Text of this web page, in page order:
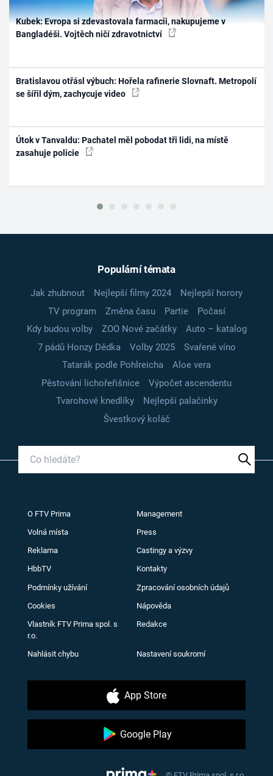
Kubek: Evropa si zdevastovala farmacii, nakupujeme v
Bangladéši. Vojtěch ničí zdravotnictví
Bratislavou otřásl výbuch: Hořela rafinerie Slovnaft. Metropolí
se šířil dým, zachycuje video
Útok v Tanvaldu: Pachatel měl pobodat tři lidi, na místě
zasahuje policie
Populární témata
Jak zhubnout Nejlepší filmy 2024
Nejlepší horory
TV program
Změna času Partie
Počasí
Kdy budou volby
ZOO Nové začátky
Auto – katalog
7 pádů Honzy Dědka
Volby 2025
Svařené víno
Tatarák podle Pohlreicha
Aloe vera
Pěstování lichořeřišnice
Výpočet ascendentu
Tvarohové knedlíky
Nejlepší palačinky
Švestkový koláč
O FTV Prima Management
Volná místa Press
Reklama Castingy a výzvy
HbbTV Kontakty
Podmínky užívání Zpracování osobních údajů
Cookies Nápověda
Vlastník FTV Prima spol. s
r.o.
Redakce
Nahlásit chybu Nastavení soukromí
App Store
Google Play